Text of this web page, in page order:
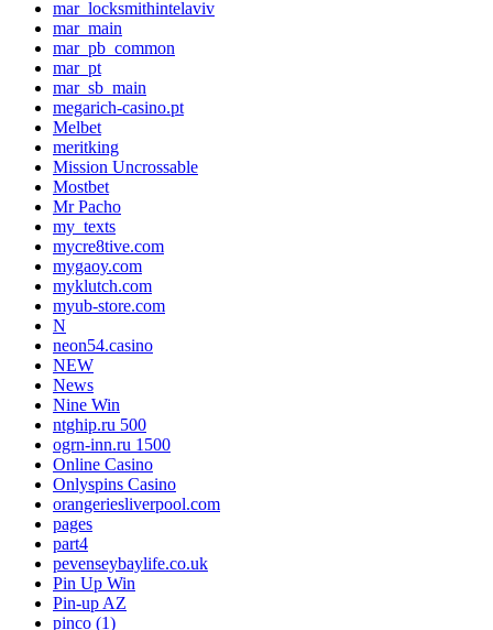
mar_locksmithintelaviv
mar_main
mar_pb_common
mar_pt
mar_sb_main
megarich-casino.pt
Melbet
meritking
Mission Uncrossable
Mostbet
Mr Pacho
my_texts
mycre8tive.com
mygaoy.com
myklutch.com
myub-store.com
N
neon54.casino
NEW
News
Nine Win
ntghip.ru 500
ogrn-inn.ru 1500
Online Casino
Onlyspins Casino
orangeriesliverpool.com
pages
part4
pevenseybaylife.co.uk
Pin Up Win
Pin-up AZ
pinco (1)